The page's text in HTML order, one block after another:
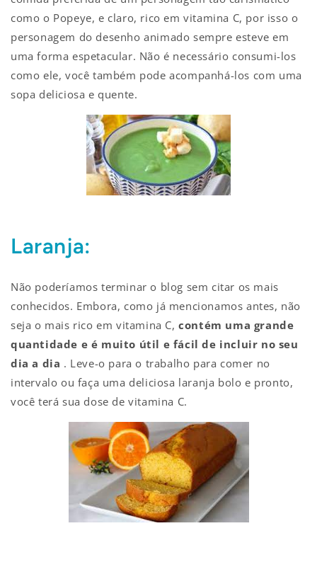
como o Popeye, e claro, rico em vitamina C, por isso o
personagem do desenho animado sempre esteve em
uma forma espetacular. Não é necessário consumi-los
como ele, você também pode acompanhá-los com uma
sopa deliciosa e quente.
Laranja:
Não poderíamos terminar o blog sem citar os mais
conhecidos. Embora, como já mencionamos antes, não
seja o mais rico em vitamina C,contém uma grande
quantidade e é muito útil e fácil de incluir no seu
dia a dia . Leve-o para o trabalho para comer no
intervalo ou faça uma deliciosa laranja bolo e pronto,
você terá sua dose de vitamina C.